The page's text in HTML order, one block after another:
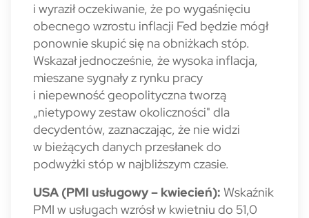
i wyraził oczekiwanie, że po wygaśnięciu
obecnego wzrostu inflacji Fed będzie mógł
ponownie skupić się na obniżkach stóp.
Wskazał jednocześnie, że wysoka inflacja,
mieszane sygnały z rynku pracy
i niepewność geopolityczna tworzą
„nietypowy zestaw okoliczności" dla
decydentów, zaznaczając, że nie widzi
w bieżących danych przesłanek do
podwyżki stóp w najbliższym czasie.
USA (PMI usługowy – kwiecień): Wskaźnik
PMI w usługach wzrósł w kwietniu do 51,0